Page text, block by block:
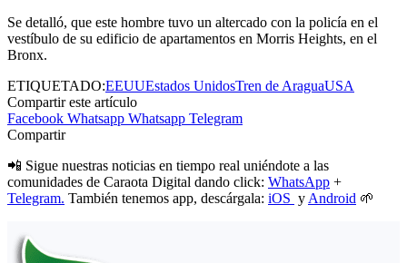
Se detalló, que este hombre tuvo un altercado con la policía en el
vestíbulo de su edificio de apartamentos en Morris Heights, en el
Bronx.
ETIQUETADO:EEUUEstados UnidosTren de AraguaUSA
Compartir este artículo
Facebook Whatsapp Whatsapp Telegram
Compartir
📲 Sigue nuestras noticias en tiempo real uniéndote a las
comunidades de Caraota Digital dando click: WhatsApp +
Telegram. También tenemos app, descárgala: iOS y Android 🌱